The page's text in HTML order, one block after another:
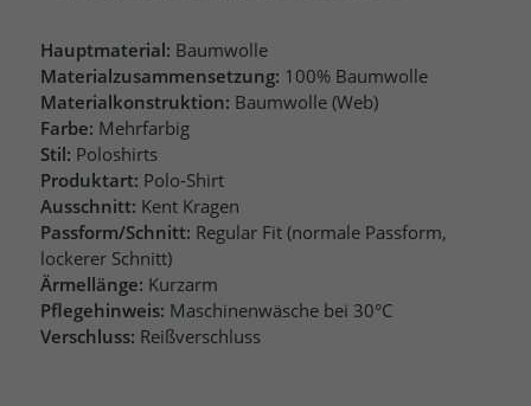
Hauptmaterial: Baumwolle
Materialzusammensetzung: 100% Baumwolle
Materialkonstruktion: Baumwolle (Web)
Farbe: Mehrfarbig
Stil: Poloshirts
Produktart: Polo-Shirt
Ausschnitt: Kent Kragen
Passform/Schnitt: Regular Fit (normale Passform,
lockerer Schnitt)
Ärmellänge: Kurzarm
Pflegehinweis: Maschinenwäsche bei 30°C
Verschluss: Reißverschluss